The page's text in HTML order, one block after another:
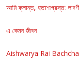
আমি ক্লান্ত, হতাশাগ্রস্ত:
এ কেমন জীবন
Aishwarya Rai